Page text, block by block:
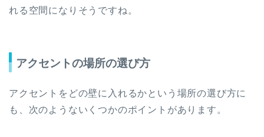
れる空間になりそうですね。
アクセントの場所の選び方
アクセントをどの壁に入れるかという場所の選び方に
も、次のようないくつかのポイントがあります。